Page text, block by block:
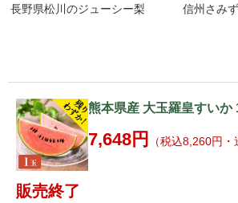
長野県松川のジューシー梨 信州さみ
熊本県産 大玉羅皇すいか
7,648円 （税込8,260円・
販売終了